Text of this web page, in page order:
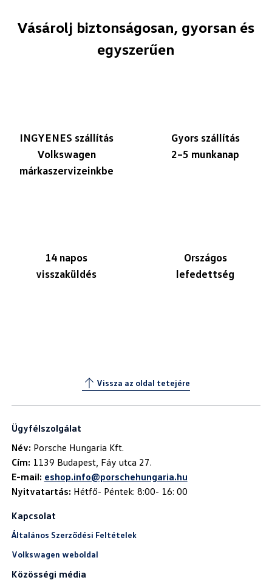
Vásárolj biztonságosan, gyorsan és
egyszerűen
INGYENES szállítás
Volkswagen
márkaszervizeinkbe
Gyors szállítás
2–5 munkanap
14 napos
visszaküldés
Országos
lefedettség
Vissza az oldal tetejére
Ügyfélszolgálat
Név:
Cím:
E-mail: eshop.info@porschehungaria.hu
Nyitvatartás: Hétfő- Péntek: 8:00- 16: 00
Kapcsolat
Általános Szerződési Feltételek
Volkswagen weboldal
Közösségi média